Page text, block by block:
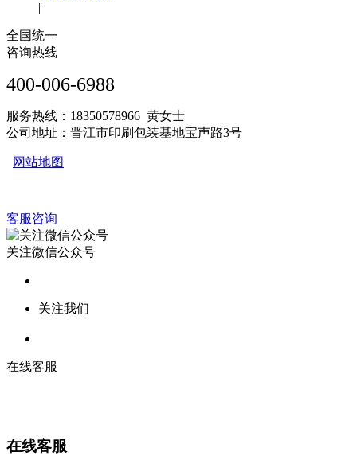
|
全国统一
咨询热线
400-006-6988
服务热线：18350578966 黄女士
公司地址：晋江市印刷包装基地宝声路3号
网站地图
客服咨询
关注微信公众号
关注我们
在线客服
在线客服